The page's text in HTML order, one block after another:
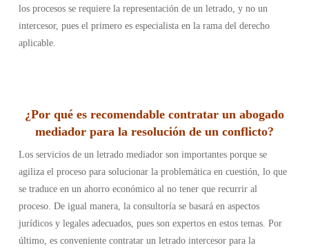
los procesos se requiere la representación de un letrado, y no un
intercesor, pues el primero es especialista en la rama del derecho
aplicable.
¿Por qué es recomendable contratar un abogado
mediador para la resolución de un conflicto?
Los servicios de un letrado mediador son importantes porque se
agiliza el proceso para solucionar la problemática en cuestión, lo que
se traduce en un ahorro económico al no tener que recurrir al
proceso. De igual manera, la consultoría se basará en aspectos
jurídicos y legales adecuados, pues son expertos en estos temas. Por
último, es conveniente contratar un letrado intercesor para la